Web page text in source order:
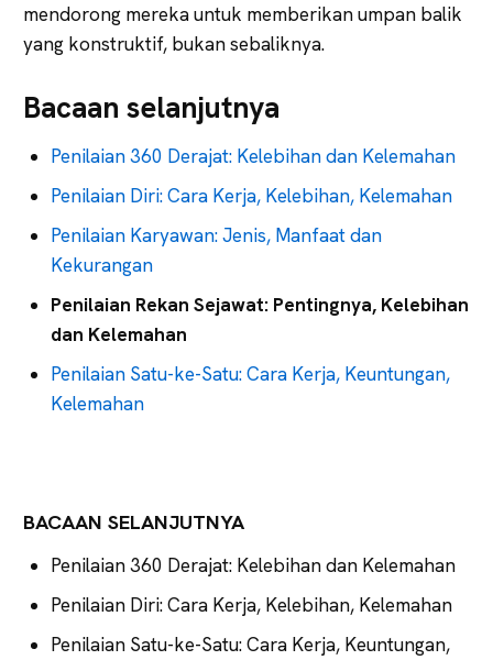
mendorong mereka untuk memberikan umpan balik
yang konstruktif, bukan sebaliknya.
Bacaan selanjutnya
Penilaian 360 Derajat: Kelebihan dan Kelemahan
Penilaian Diri: Cara Kerja, Kelebihan, Kelemahan
Penilaian Karyawan: Jenis, Manfaat dan
Kekurangan
Penilaian Rekan Sejawat: Pentingnya, Kelebihan
dan Kelemahan
Penilaian Satu-ke-Satu: Cara Kerja, Keuntungan,
Kelemahan
BACAAN SELANJUTNYA
Penilaian 360 Derajat: Kelebihan dan Kelemahan
Penilaian Diri: Cara Kerja, Kelebihan, Kelemahan
Penilaian Satu-ke-Satu: Cara Kerja, Keuntungan,